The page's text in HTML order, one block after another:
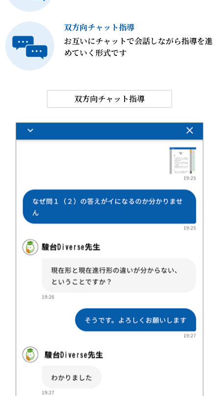
双方向チャット指導
お互いにチャットで会話しながら指導を進
めていく形式です
双方向チャット指導